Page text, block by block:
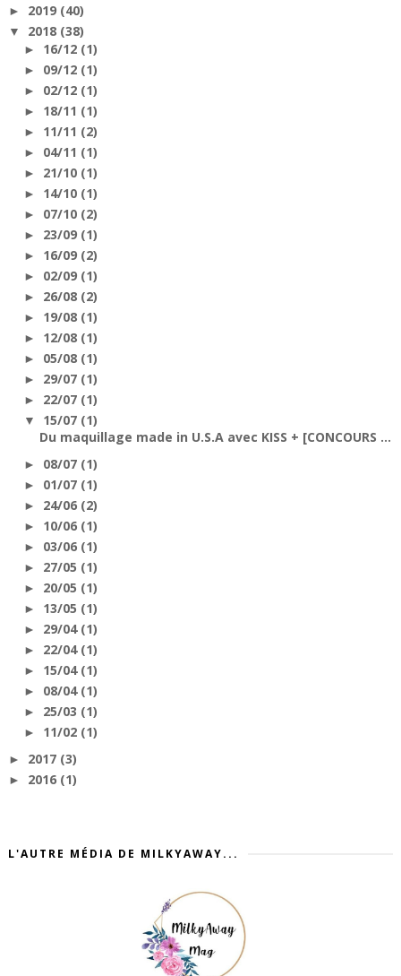
► 2019 (40)
▼ 2018 (38)
► 16/12 (1)
► 09/12 (1)
► 02/12 (1)
► 18/11 (1)
► 11/11 (2)
► 04/11 (1)
► 21/10 (1)
► 14/10 (1)
► 07/10 (2)
► 23/09 (1)
► 16/09 (2)
► 02/09 (1)
► 26/08 (2)
► 19/08 (1)
► 12/08 (1)
► 05/08 (1)
► 29/07 (1)
► 22/07 (1)
▼ 15/07 (1)
Du maquillage made in U.S.A avec KISS + [CONCOURS ...
► 08/07 (1)
► 01/07 (1)
► 24/06 (2)
► 10/06 (1)
► 03/06 (1)
► 27/05 (1)
► 20/05 (1)
► 13/05 (1)
► 29/04 (1)
► 22/04 (1)
► 15/04 (1)
► 08/04 (1)
► 25/03 (1)
► 11/02 (1)
► 2017 (3)
► 2016 (1)
L'AUTRE MÉDIA DE MILKYAWAY...